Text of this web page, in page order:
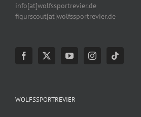
info[at]wolfssportrevier.de
figurscout[at]wolfssportrevier.de
WOLFSSPORTREVIER